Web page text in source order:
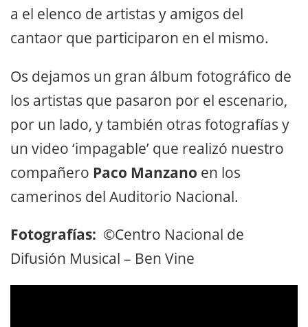
a el elenco de artistas y amigos del
cantaor que participaron en el mismo.
Os dejamos un gran álbum fotográfico de
los artistas que pasaron por el escenario,
por un lado, y también otras fotografías y
un video ‘impagable’ que realizó nuestro
compañero Paco Manzano en los
camerinos del Auditorio Nacional.
Fotografías: ©Centro Nacional de
Difusión Musical – Ben Vine